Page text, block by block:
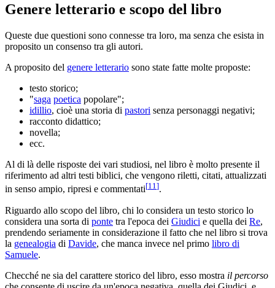
Genere letterario e scopo del libro
Queste due questioni sono connesse tra loro, ma senza che esista in
proposito un consenso tra gli autori.
A proposito del genere letterario sono state fatte molte proposte:
testo storico;
"saga poetica popolare";
idillio, cioè una storia di pastori senza personaggi negativi;
racconto didattico;
novella;
ecc.
Al di là delle risposte dei vari studiosi, nel libro è molto presente il
riferimento ad altri testi biblici, che vengono riletti, citati, attualizzati
in senso ampio, ripresi e commentati[11].
Riguardo allo scopo del libro, chi lo considera un testo storico lo
considera una sorta di ponte tra l'epoca dei Giudici e quella dei Re,
prendendo seriamente in considerazione il fatto che nel libro si trova
la genealogia di Davide, che manca invece nel primo libro di
Samuele.
Checché ne sia del carattere storico del libro, esso mostra il percorso